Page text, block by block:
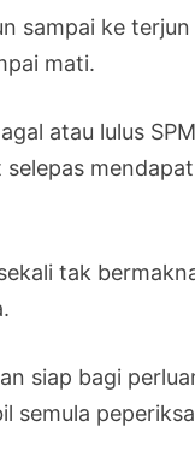
sampai ke
mati.
atau lulus
tak
siap bagi
semula